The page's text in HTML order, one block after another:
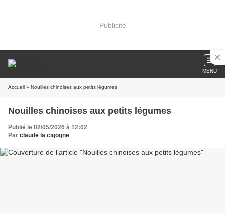
Publicité
MENU
Accueil » Nouilles chinoises aux petits légumes
Nouilles chinoises aux petits légumes
Publié le 02/05/2026 à 12:02
Par claude la cigogne